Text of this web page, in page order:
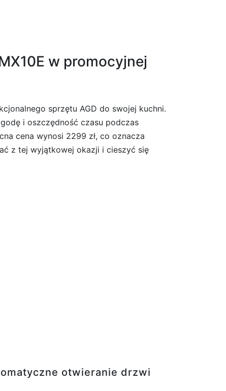
w promocyjnej
sprzętu AGD do swojej kuchni.
i oszczędność czasu podczas
cena wynosi 2299 zł, co oznacza
z tej wyjątkowej okazji i cieszyć się
drzwi Szuflada na sztućce Zdalne
otwieranie drzwi